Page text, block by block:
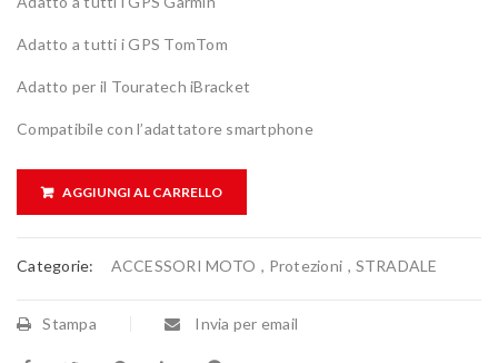
Adatto a tutti i GPS TomTom
Adatto per il Touratech iBracket
Compatibile con l’adattatore smartphone
AGGIUNGI AL CARRELLO
Categorie: ACCESSORI MOTO , Protezioni , STRADALE
Stampa Invia per email